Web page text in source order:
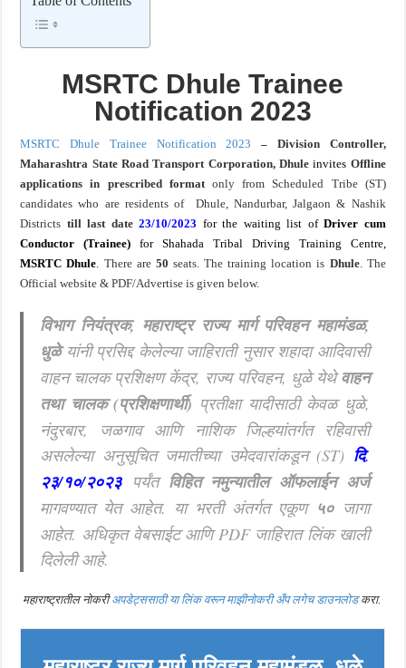
MSRTC Dhule Trainee
Notification 2023
MSRTC Dhule Trainee Notification 2023 – Division Controller,
Maharashtra State Road Transport Corporation, Dhuleinvites Offline
applications in prescribed format only from Scheduled Tribe (ST)
candidates who are residents of Dhule, Nandurbar, Jalgaon & Nashik
Districts till last date 23/10/2023 for the waiting list ofDriver cum
Conductor (Trainee)for Shahada Tribal Driving Training Centre,
MSRTC Dhule. There are50 seats. The training location is Dhule. The
Official website & PDF/Advertise is given below.
विभाग नियंत्रक, महाराष्ट्र राज्य मार्ग परिवहन महामंडळ,
धुळेयांनी प्रसिद्द केलेल्या जाहिराती नुसार शहादा आदिवासी
वाहन चालक प्रशिक्षण केंद्र, राज्य परिवहन, धुळे येथेवाहन
तथा चालक (प्रशिक्षणार्थी) प्रतीक्षा यादीसाठी केवळ धुळे,
नंदुरबार, जळगाव आणि नाशिक जिल्हयांतर्गत रहिवासी
असलेल्या अनुसूचित जमातीच्या उमेदवारांकडून (ST) दि.
२३/१०/२०२३ पर्यंत विहित नमुन्यातील ऑफलाईन अर्ज
मागवण्यात येत आहेत. या भरती अंतर्गत एकूण ५०जागा
आहेत. अधिकृत वेबसाईट आणि PDF जाहिरात लिंक खाली
दिलेली आहे.
महाराष्ट्रातील नोकरीअपडेट्ससाठी या लिंक वरून माझीनोकरी अँप लगेच डाउनलोडकरा.